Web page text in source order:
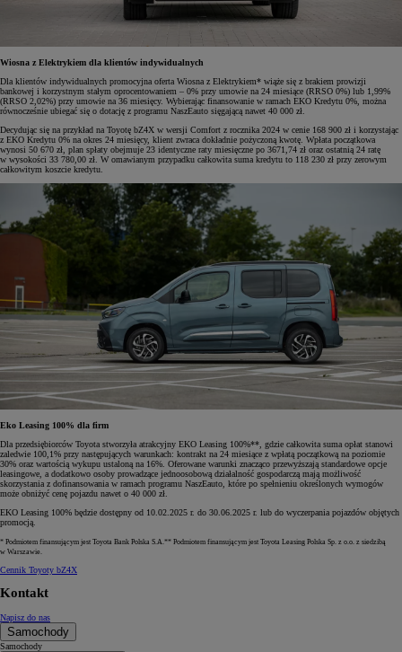
Wiosna z Elektrykiem dla klientów indywidualnych
Dla klientów indywidualnych promocyjna oferta Wiosna z Elektrykiem* wiąże się z brakiem prowizji
bankowej i korzystnym stałym oprocentowaniem – 0% przy umowie na 24 miesiące (RRSO 0%) lub 1,99%
(RRSO 2,02%) przy umowie na 36 miesięcy. Wybierając finansowanie w ramach EKO Kredytu 0%, można
równocześnie ubiegać się o dotację z programu NaszEauto sięgającą nawet 40 000 zł.
Decydując się na przykład na Toyotę bZ4X w wersji Comfort z rocznika 2024 w cenie 168 900 zł i korzystając
z EKO Kredytu 0% na okres 24 miesięcy, klient zwraca dokładnie pożyczoną kwotę. Wpłata początkowa
wynosi 50 670 zł, plan spłaty obejmuje 23 identyczne raty miesięczne po 3671,74 zł oraz ostatnią 24 ratę
w wysokości 33 780,00 zł. W omawianym przypadku całkowita suma kredytu to 118 230 zł przy zerowym
całkowitym koszcie kredytu.
Eko Leasing 100% dla firm
Dla przedsiębiorców Toyota stworzyła atrakcyjny EKO Leasing 100%**, gdzie całkowita suma opłat stanowi
zaledwie 100,1% przy następujących warunkach: kontrakt na 24 miesiące z wpłatą początkową na poziomie
30% oraz wartością wykupu ustaloną na 16%. Oferowane warunki znacząco przewyższają standardowe opcje
leasingowe, a dodatkowo osoby prowadzące jednoosobową działalność gospodarczą mają możliwość
skorzystania z dofinansowania w ramach programu NaszEauto, które po spełnieniu określonych wymogów
może obniżyć cenę pojazdu nawet o 40 000 zł.
EKO Leasing 100% będzie dostępny od 10.02.2025 r. do 30.06.2025 r. lub do wyczerpania pojazdów objętych
promocją.
* Podmiotem finansującym jest Toyota Bank Polska S.A.** Podmiotem finansującym jest Toyota Leasing Polska Sp. z o.o. z siedzibą
w Warszawie.
Cennik Toyoty bZ4X
Kontakt
Napisz do nas
Samochody
Samochody